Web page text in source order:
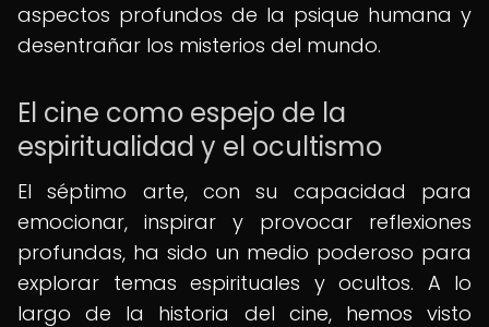
aspectos profundos de la psique humana y
desentrañar los misterios del mundo.
El cine como espejo de la
espiritualidad y el ocultismo
El séptimo arte, con su capacidad para
emocionar, inspirar y provocar reflexiones
profundas, ha sido un medio poderoso para
explorar temas espirituales y ocultos. A lo
largo de la historia del cine, hemos visto